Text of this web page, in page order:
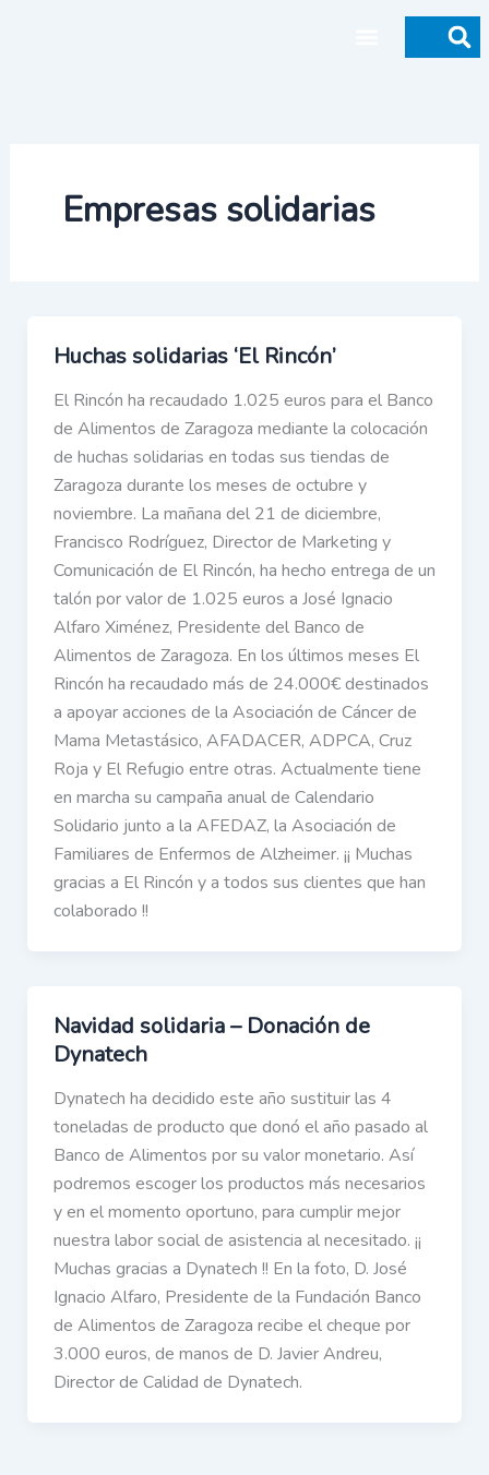
Empresas solidarias
Huchas solidarias ‘El Rincón’
El Rincón ha recaudado 1.025 euros para el Banco
de Alimentos de Zaragoza mediante la colocación
de huchas solidarias en todas sus tiendas de
Zaragoza durante los meses de octubre y
noviembre. La mañana del 21 de diciembre,
Francisco Rodríguez, Director de Marketing y
Comunicación de El Rincón, ha hecho entrega de un
talón por valor de 1.025 euros a José Ignacio
Alfaro Ximénez, Presidente del Banco de
Alimentos de Zaragoza. En los últimos meses El
Rincón ha recaudado más de 24.000€ destinados
a apoyar acciones de la Asociación de Cáncer de
Mama Metastásico, AFADACER, ADPCA, Cruz
Roja y El Refugio entre otras. Actualmente tiene
en marcha su campaña anual de Calendario
Solidario junto a la AFEDAZ, la Asociación de
Familiares de Enfermos de Alzheimer. ¡¡ Muchas
gracias a El Rincón y a todos sus clientes que han
colaborado !!
Navidad solidaria – Donación de
Dynatech
Dynatech ha decidido este año sustituir las 4
toneladas de producto que donó el año pasado al
Banco de Alimentos por su valor monetario. Así
podremos escoger los productos más necesarios
y en el momento oportuno, para cumplir mejor
nuestra labor social de asistencia al necesitado. ¡¡
Muchas gracias a Dynatech !! En la foto, D. José
Ignacio Alfaro, Presidente de la Fundación Banco
de Alimentos de Zaragoza recibe el cheque por
3.000 euros, de manos de D. Javier Andreu,
Director de Calidad de Dynatech.